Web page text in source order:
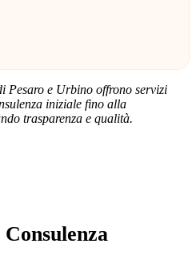
Pesaro e Urbino offrono servizi
iniziale fino alla
trasparenza e qualità.